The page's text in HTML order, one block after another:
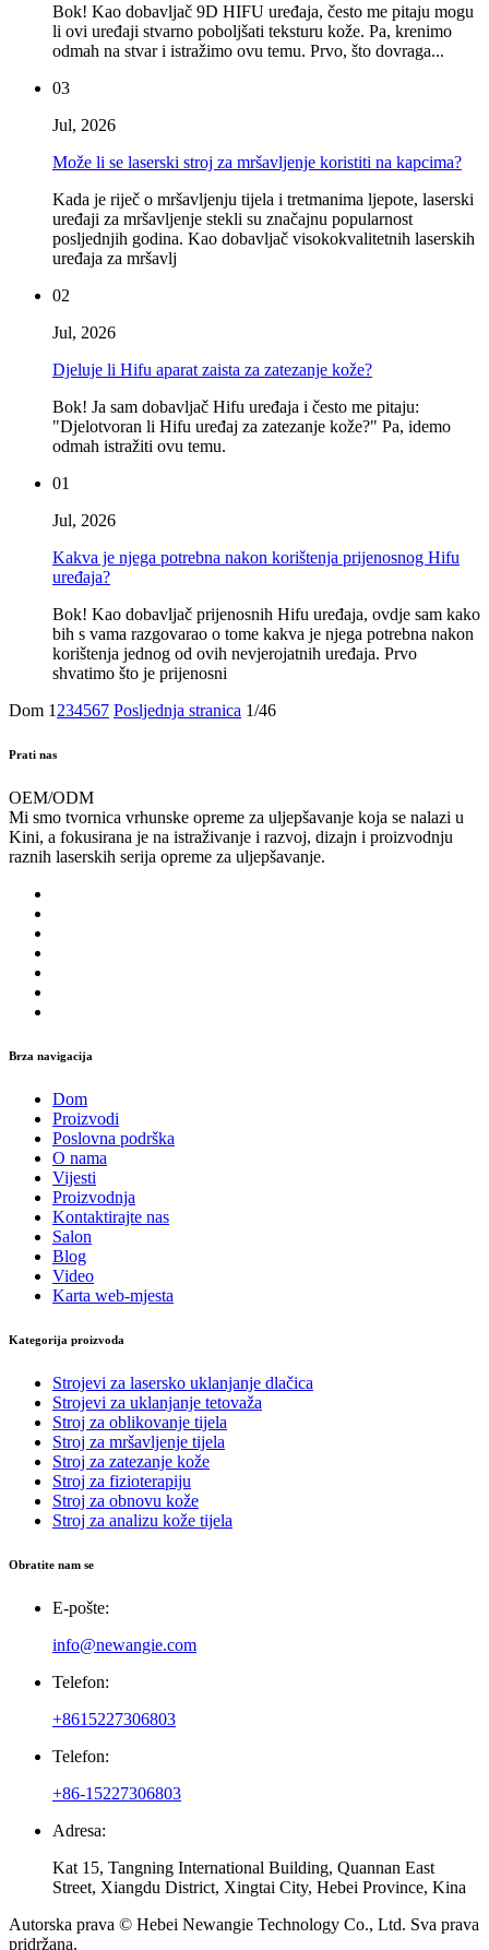
Bok! Kao dobavljač 9D HIFU uređaja, često me pitaju mogu
li ovi uređaji stvarno poboljšati teksturu kože. Pa, krenimo
odmah na stvar i istražimo ovu temu. Prvo, što dovraga...
03
Jul, 2026
Može li se laserski stroj za mršavljenje koristiti na kapcima?
Kada je riječ o mršavljenju tijela i tretmanima ljepote, laserski
uređaji za mršavljenje stekli su značajnu popularnost
posljednjih godina. Kao dobavljač visokokvalitetnih laserskih
uređaja za mršavlj
02
Jul, 2026
Djeluje li Hifu aparat zaista za zatezanje kože?
Bok! Ja sam dobavljač Hifu uređaja i često me pitaju:
"Djelotvoran li Hifu uređaj za zatezanje kože?" Pa, idemo
odmah istražiti ovu temu.
01
Jul, 2026
Kakva je njega potrebna nakon korištenja prijenosnog Hifu
uređaja?
Bok! Kao dobavljač prijenosnih Hifu uređaja, ovdje sam kako
bih s vama razgovarao o tome kakva je njega potrebna nakon
korištenja jednog od ovih nevjerojatnih uređaja. Prvo
shvatimo što je prijenosni
Dom 1 234567 Posljednja stranica 1/46
Prati nas
OEM/ODM
Mi smo tvornica vrhunske opreme za uljepšavanje koja se nalazi u
Kini, a fokusirana je na istraživanje i razvoj, dizajn i proizvodnju
raznih laserskih serija opreme za uljepšavanje.
Brza navigacija
Dom
Proizvodi
Poslovna podrška
O nama
Vijesti
Proizvodnja
Kontaktirajte nas
Salon
Blog
Video
Karta web-mjesta
Kategorija proizvoda
Strojevi za lasersko uklanjanje dlačica
Strojevi za uklanjanje tetovaža
Stroj za oblikovanje tijela
Stroj za mršavljenje tijela
Stroj za zatezanje kože
Stroj za fizioterapiju
Stroj za obnovu kože
Stroj za analizu kože tijela
Obratite nam se
E-pošte:
info@newangie.com
Telefon:
+8615227306803
Telefon:
+86-15227306803
Adresa:
Kat 15, Tangning International Building, Quannan East
Street, Xiangdu District, Xingtai City, Hebei Province, Kina
Autorska prava © Hebei Newangie Technology Co., Ltd. Sva prava
pridržana.